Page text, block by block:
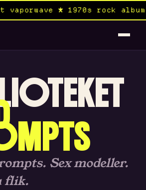
rock album ×
Sex modeller.
flik.